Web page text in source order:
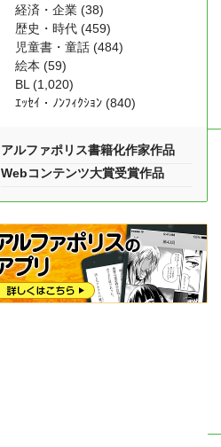
経済・企業 (38)
歴史・時代 (459)
児童書・童話 (484)
絵本 (59)
BL (1,020)
ｴｯｾｲ・ﾉﾝﾌｨｸｼｮﾝ (840)
アルファポリス書籍化作家作品
Webコンテンツ大賞受賞作品